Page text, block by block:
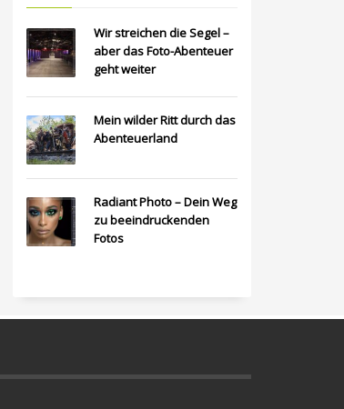
Wir streichen die Segel –
aber das Foto-Abenteuer
geht weiter
Mein wilder Ritt durch das
Abenteuerland
Radiant Photo – Dein Weg
zu beeindruckenden
Fotos